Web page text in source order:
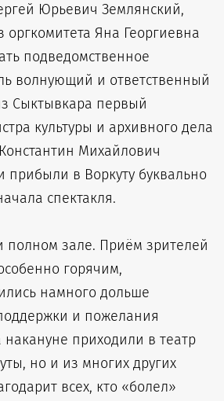
Юрьевич Землянский,
оргкомитета Яна Георгиевна
подведомственное
волнующий и ответственный
Сыктывкара первый
культуры и архивного дела
Михайлович
прибыли в Воркуту буквально
спектакля.
полном зале. Приём зрителей
горячим,
намного дольше
и пожелания
приходили в театр
но и из многих других
всех, кто «болел»